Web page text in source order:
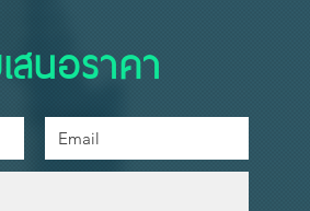
นอราคา